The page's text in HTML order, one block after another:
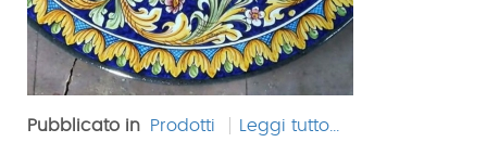
Pubblicato in Prodotti Leggi tutto...